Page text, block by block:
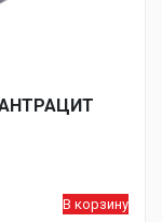
АНТРАЦИТ
В корзину